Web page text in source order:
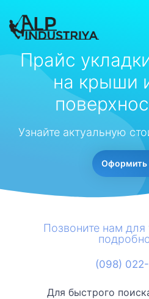
Прайс
на крыши
Узнайте актуальную
Оформить
Позвоните нам для
(098)
Для быстрого